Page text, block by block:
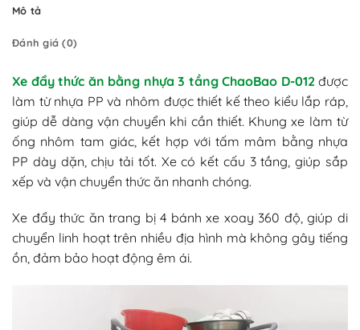
Mô tả
Đánh giá (0)
Xe đẩy thức ăn bằng nhựa 3 tầng ChaoBao D-012 được
làm từ nhựa PP và nhôm được thiết kế theo kiểu lắp ráp,
giúp dễ dàng vận chuyển khi cần thiết. Khung xe làm từ
ống nhôm tam giác, kết hợp với tấm mâm bằng nhựa
PP dày dặn, chịu tải tốt. Xe có kết cấu 3 tầng, giúp sắp
xếp và vận chuyển thức ăn nhanh chóng.
Xe đẩy thức ăn trang bị 4 bánh xe xoay 360 độ, giúp di
chuyển linh hoạt trên nhiều địa hình mà không gây tiếng
ồn, đảm bảo hoạt động êm ái.